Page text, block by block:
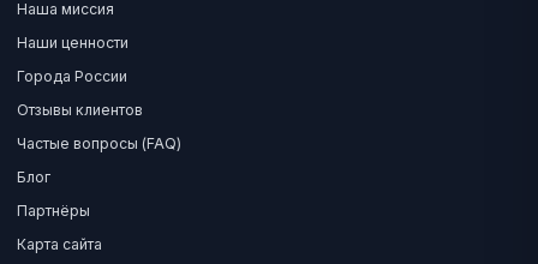
Наша миссия
Наши ценности
Города России
Отзывы клиентов
Частые вопросы (FAQ)
Блог
Партнёры
Карта сайта